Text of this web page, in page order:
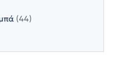
(44)